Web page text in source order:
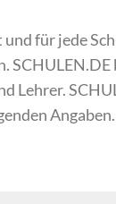
für jede
Lehrer.
Angaben.